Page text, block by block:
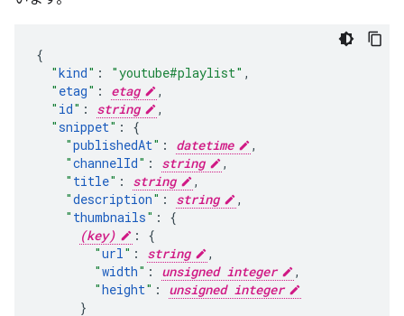
"kind" : "youtube#playlist" ,
" etag" : etag
,
" id" : string
,
"snippet" :
"publishedAt" : datetime
,
"channelId" : string
,
" title" : string
,
"description" : string
,
" thumbnails" :
(key)
:
"url" : string
,
"width" : unsigned integer
,
"height" :
unsigned integer